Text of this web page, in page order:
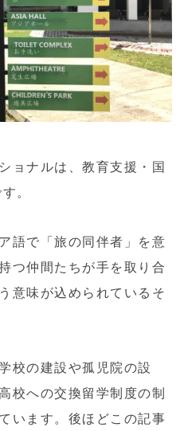
ョナルは、教育支援・国
。
語で「旅の同伴者」を意
つ仲間たちが手を取り合
意味が込められているそ
校の建設や孤児院の設
校への交換留学制度の制
います。後ほどこの記事